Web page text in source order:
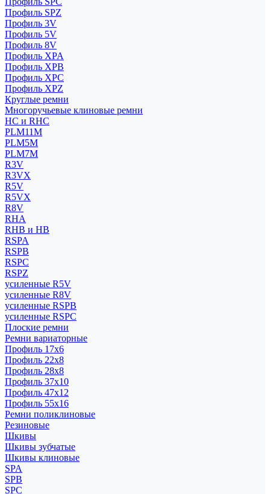
Профиль SPZ
Профиль 3V
Профиль 5V
Профиль 8V
Профиль XPA
Профиль XPB
Профиль XPC
Профиль XPZ
Круглые ремни
Многоручьевые клиновые ремни
HC и RHC
PLM11M
PLM5M
PLM7M
R3V
R3VX
R5V
R5VX
R8V
RHA
RHB и HB
RSPA
RSPB
RSPC
RSPZ
усиленные R5V
усиленные R8V
усиленные RSPB
усиленные RSPC
Плоские ремни
Ремни вариаторные
Профиль 17x6
Профиль 22x8
Профиль 28x8
Профиль 37x10
Профиль 47x12
Профиль 55x16
Ремни поликлиновые
Резиновые
Шкивы
Шкивы зубчатые
Шкивы клиновые
SPA
SPB
SPC